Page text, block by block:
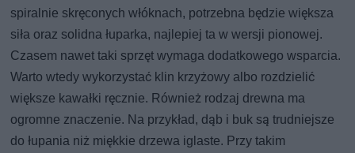
spiralnie skręconych włóknach, potrzebna będzie większa
siła oraz solidna łuparka, najlepiej ta w wersji pionowej.
Czasem nawet taki sprzęt wymaga dodatkowego wsparcia.
Warto wtedy wykorzystać klin krzyżowy albo rozdzielić
większe kawałki ręcznie. Również rodzaj drewna ma
ogromne znaczenie. Na przykład, dąb i buk są trudniejsze
do łupania niż miękkie drzewa iglaste. Przy takim